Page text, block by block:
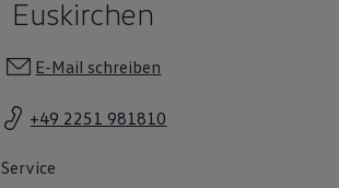
Euskirchen
E-Mail schreiben
+49 2251 981810
Service